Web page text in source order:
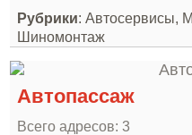
Рубрики: Автосервисы,
Шиномонтаж
Автопассаж
Всего адресов: 3